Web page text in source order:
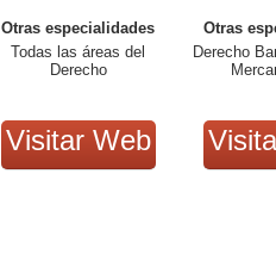
Otras especialidades
Todas las áreas del
Derecho
Visitar Web
Otras
Derecho